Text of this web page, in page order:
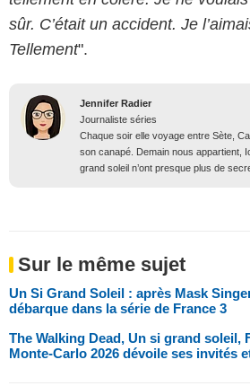
sûr. C’était un accident. Je
Tellement".
Jennifer Radier
Journaliste séries
Chaque soir elle voyage entre Sète,
son canapé. Demain nous appartient,
grand soleil n’ont presque plus de
Sur le même sujet
Un Si Grand Soleil : après Mask
débarque dans la série de France 3
The Walking Dead, Un si grand soleil,
Monte-Carlo 2026 dévoile ses invités